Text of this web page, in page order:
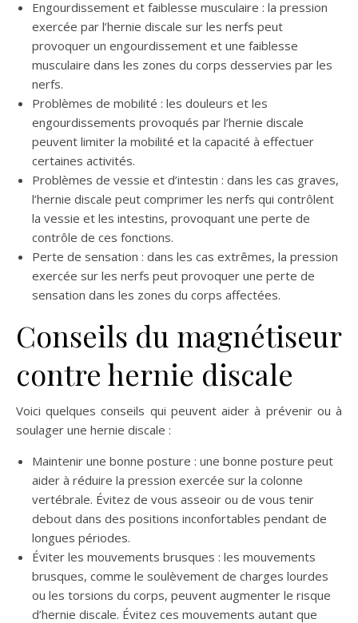
Engourdissement et faiblesse musculaire : la pression
exercée par l’hernie discale sur les nerfs peut
provoquer un engourdissement et une faiblesse
musculaire dans les zones du corps desservies par les
nerfs.
Problèmes de mobilité : les douleurs et les
engourdissements provoqués par l’hernie discale
peuvent limiter la mobilité et la capacité à effectuer
certaines activités.
Problèmes de vessie et d’intestin : dans les cas graves,
l’hernie discale peut comprimer les nerfs qui contrôlent
la vessie et les intestins, provoquant une perte de
contrôle de ces fonctions.
Perte de sensation : dans les cas extrêmes, la pression
exercée sur les nerfs peut provoquer une perte de
sensation dans les zones du corps affectées.
Conseils du magnétiseur
contre hernie discale
Voici quelques conseils qui peuvent aider à prévenir ou à
soulager une hernie discale :
Maintenir une bonne posture : une bonne posture peut
aider à réduire la pression exercée sur la colonne
vertébrale. Évitez de vous asseoir ou de vous tenir
debout dans des positions inconfortables pendant de
longues périodes.
Éviter les mouvements brusques : les mouvements
brusques, comme le soulèvement de charges lourdes
ou les torsions du corps, peuvent augmenter le risque
d’hernie discale. Évitez ces mouvements autant que